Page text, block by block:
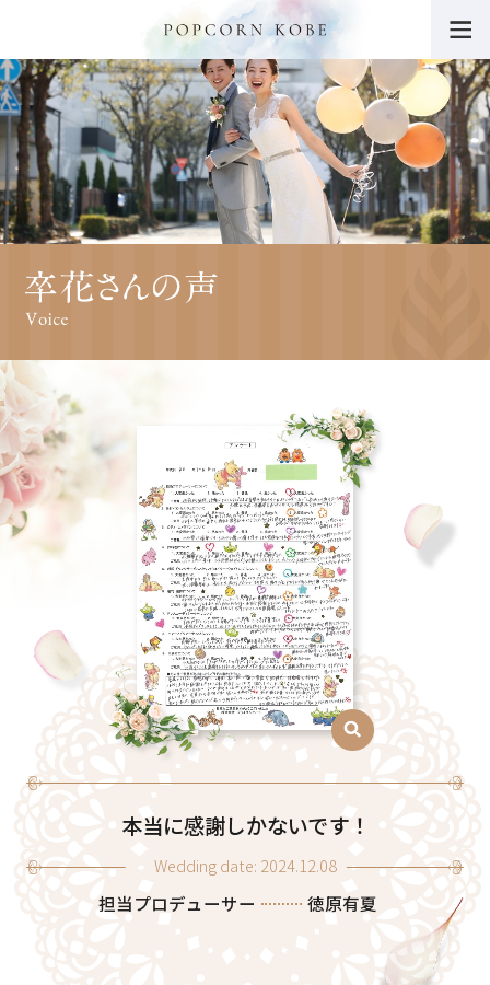
トップ
POPCORN KOBEの魅力
挙式・パーティー会場
ウエディングフェア
料金・プラン
挙式レポート・動画
施設紹介
料理・ケーキ
卒花さんの声
ニュース一覧
よくあるご質問
チャリティー活動につ
いて
サイトマップ
本当に感謝しかないです！
Wedding date: 2024.12.08
担当プロデューサー 徳原有夏